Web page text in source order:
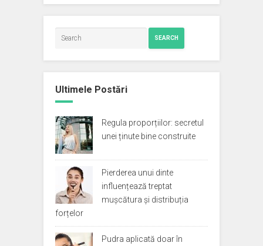
SEARCH
Ultimele Postări
Regula proporțiilor: secretul
unei ținute bine construite
Pierderea unui dinte
influențează treptat
mușcătura și distribuția
forțelor
Pudra aplicată doar în